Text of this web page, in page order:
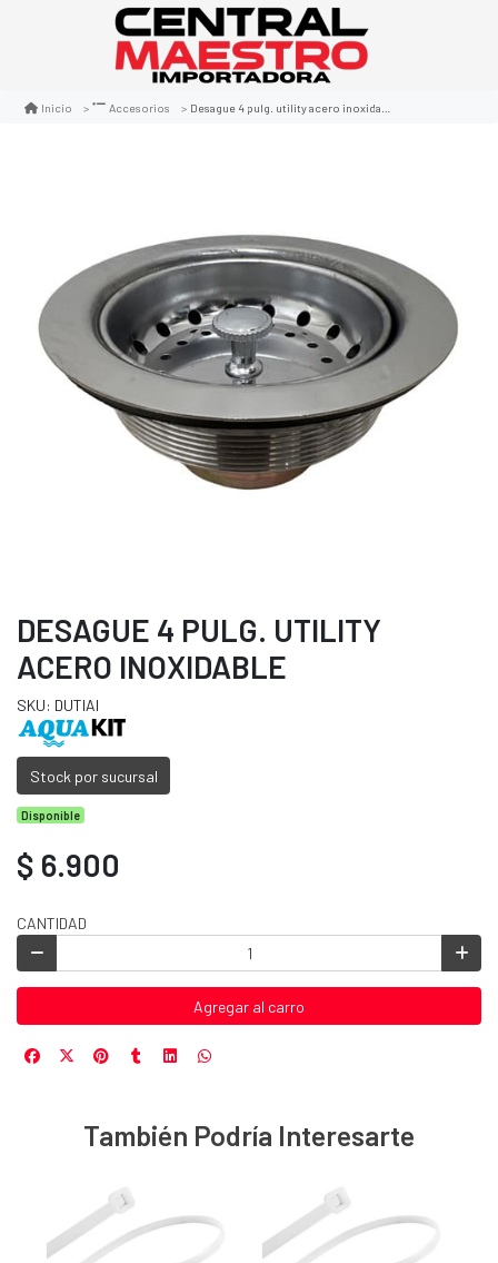
Inicio Accesorios Desague 4 pulg. utility acero inoxidable
DESAGUE 4 PULG. UTILITY
ACERO INOXIDABLE
SKU: DUTIAI
Stock por sucursal
Disponible
$ 6.900
CANTIDAD
Agregar al carro
También Podría Interesarte